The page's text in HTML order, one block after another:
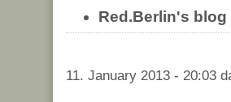
Red.Berlin's blog
11. January 2013 - 20:03